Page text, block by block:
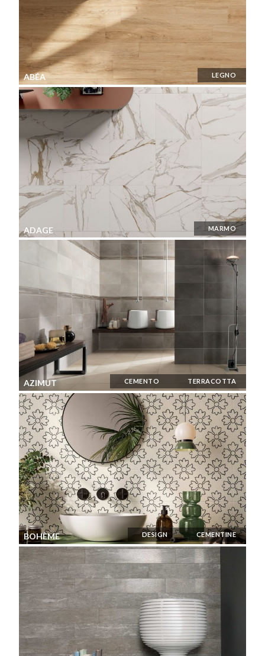
ABÉA LEGNO
ADAGE MARMO
AZIMUT CEMENTO TERRACOTTA
BOHÈME DESIGN CEMENTINE